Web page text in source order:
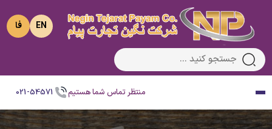
EN فا
منتظر تماس شما هستیم 021-54571